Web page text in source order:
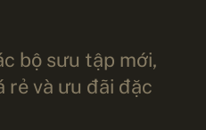
bộ sưu tập mới,
rẻ và ưu đãi đặc